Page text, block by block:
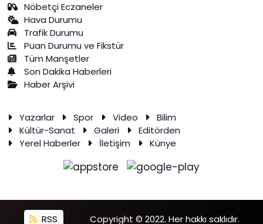
Nöbetçi Eczaneler
Hava Durumu
Trafik Durumu
Puan Durumu ve Fikstür
Tüm Manşetler
Son Dakika Haberleri
Haber Arşivi
Yazarlar Spor Video
Bilim
Kültür-Sanat
Galeri
Editörden
Yerel Haberler
İletişim Künye
RSS Copyright © 2022. Her hakkı saklıdır.